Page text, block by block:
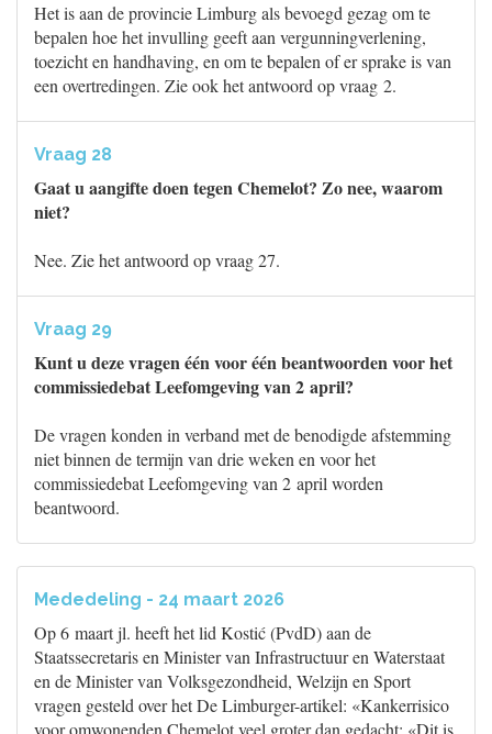
Het is aan de provincie Limburg als bevoegd gezag om te
bepalen hoe het invulling geeft aan vergunningverlening,
toezicht en handhaving, en om te bepalen of er sprake is van
een overtredingen. Zie ook het antwoord op vraag 2.
Vraag 28
Gaat u aangifte doen tegen Chemelot? Zo nee, waarom
niet?
Nee. Zie het antwoord op vraag 27.
Vraag 29
Kunt u deze vragen één voor één beantwoorden voor het
commissiedebat Leefomgeving van 2 april?
De vragen konden in verband met de benodigde afstemming
niet binnen de termijn van drie weken en voor het
commissiedebat Leefomgeving van 2 april worden
beantwoord.
Mededeling - 24 maart 2026
Op 6 maart jl. heeft het lid Kostić (PvdD) aan de
Staatssecretaris en Minister van Infrastructuur en Waterstaat
en de Minister van Volksgezondheid, Welzijn en Sport
vragen gesteld over het De Limburger-artikel: «Kankerrisico
voor omwonenden Chemelot veel groter dan gedacht: «Dit is